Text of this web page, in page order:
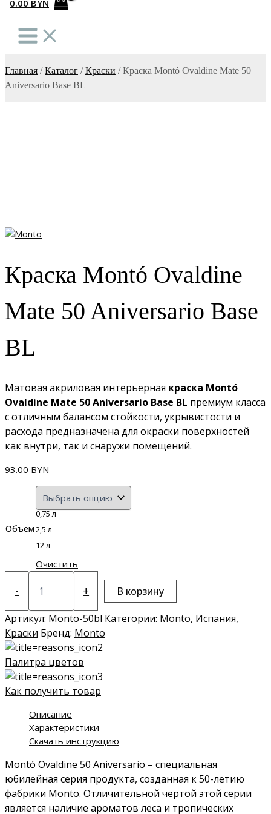
0.00 BYN
Главная /Каталог /Краски /Краска Montó Ovaldine Mate 50
Aniversario Base BL
Краска Montó Ovaldine
Mate 50 Aniversario Base
BL
Матовая акриловая интерьерная краска Montó
Ovaldine Mate 50 Aniversario Base BL премиум класса
с отличным балансом стойкости, укрывистости и
расхода предназначена для окраски поверхностей
как внутри, так и снаружи помещений.
93.00 BYN
Объем
0,75 л
2,5 л
12 л
Очистить
-
Количество
Montó
Ovaldine
Mate
50
Aniversario
Base
BL
+ В корзину
Артикул: Monto-50bl Категории: Monto, Испания,
Краски Бренд: Monto
Палитра цветов
Как получить товар
Описание
Характеристики
Скачать инструкцию
Montó Ovaldine 50 Aniversario – специальная
юбилейная серия продукта, созданная к 50-летию
фабрики Monto. Отличительной чертой этой серии
является наличие ароматов леса и тропических